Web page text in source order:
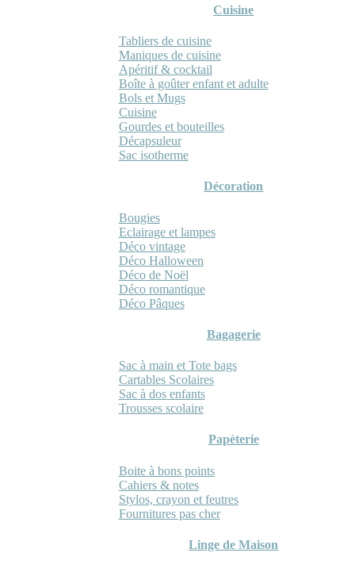
Cuisine
Tabliers de cuisine
Maniques de cuisine
Apéritif & cocktail
Boîte à goûter enfant et adulte
Bols et Mugs
Cuisine
Gourdes et bouteilles
Décapsuleur
Sac isotherme
Décoration
Bougies
Eclairage et lampes
Déco vintage
Déco Halloween
Déco de Noël
Déco romantique
Déco Pâques
Bagagerie
Sac à main et Tote bags
Cartables Scolaires
Sac à dos enfants
Trousses scolaire
Papèterie
Boite à bons points
Cahiers & notes
Stylos, crayon et feutres
Fournitures pas cher
Linge de Maison